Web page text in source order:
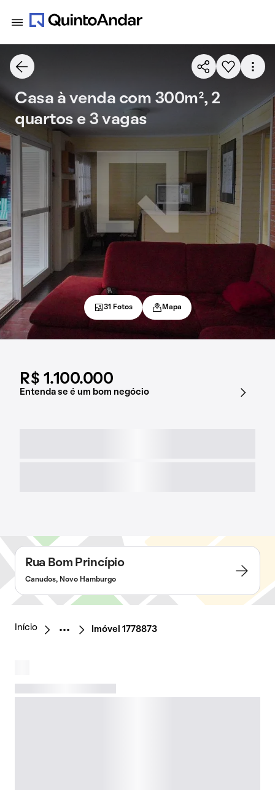
R$ 1.100.000
Entenda se é um bom negócio
Casa à venda com 300m², 2
quartos e 3 vagas
31 Fotos Mapa
Rua Bom Princípio
Canudos, Novo Hamburgo
Início Imóvel 1778873